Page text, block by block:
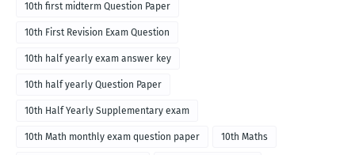
10th first midterm Question Paper
10th First Revision Exam Question
10th half yearly exam answer key
10th half yearly Question Paper
10th Half Yearly Supplementary exam
10th Math monthly exam question paper 10th Maths